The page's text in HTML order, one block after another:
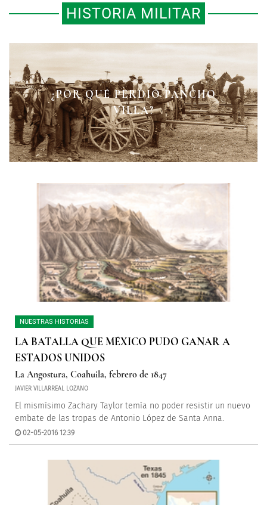
HISTORIA MILITAR
¿POR QUÉ PERDIÓ PANCHO
VILLA?
LA BATALLA DE CAMARÓN | 30 DE
ABRIL DE 1863
¡A LAS ARMAS, FRONTERIZOS!
NUESTRAS HISTORIAS
LA BATALLA QUE MÉXICO PUDO GANAR A
ESTADOS UNIDOS
La Angostura, Coahuila, febrero de 1847
JAVIER VILLARREAL LOZANO
El mismísimo Zachary Taylor temía no poder resistir un nuevo
embate de las tropas de Antonio López de Santa Anna.
02-05-2016 12:39